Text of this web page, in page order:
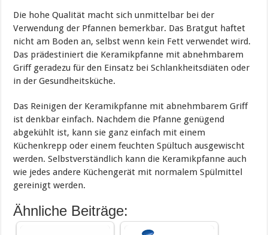
Die hohe Qualität macht sich unmittelbar bei der
Verwendung der Pfannen bemerkbar. Das Bratgut haftet
nicht am Boden an, selbst wenn kein Fett verwendet wird.
Das prädestiniert die Keramikpfanne mit abnehmbarem
Griff geradezu für den Einsatz bei Schlankheitsdiäten oder
in der Gesundheitsküche.
Das Reinigen der Keramikpfanne mit abnehmbarem Griff
ist denkbar einfach. Nachdem die Pfanne genügend
abgekühlt ist, kann sie ganz einfach mit einem
Küchenkrepp oder einem feuchten Spültuch ausgewischt
werden. Selbstverständlich kann die Keramikpfanne auch
wie jedes andere Küchengerät mit normalem Spülmittel
gereinigt werden.
Ähnliche Beiträge: